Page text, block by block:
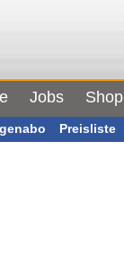
Jobs Shop
Preisliste